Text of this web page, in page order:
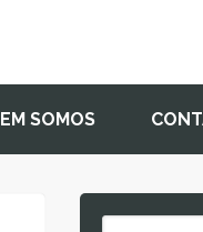
SOMOS